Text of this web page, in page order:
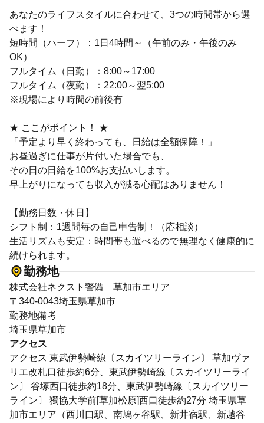
あなたのライフスタイルに合わせて、3つの時間帯から選
べます！
短時間（ハーフ）：1日4時間～（午前のみ・午後のみ
OK）
フルタイム（日勤）：8:00～17:00
フルタイム（夜勤）：22:00～翌5:00
※現場により時間の前後有
★ ここがポイント！ ★
「予定より早く終わっても、日給は全額保障！」
お昼過ぎに仕事が片付いた場合でも、
その日の日給を100%お支払いします。
早上がりになっても収入が減る心配はありません！
【勤務日数・休日】
シフト制：1週間毎の自己申告制！（応相談）
生活リズムも安定：時間帯も選べるので無理なく健康的に
続けられます。
勤務地
株式会社ネクスト警備 草加市エリア
〒340-0043埼玉県草加市
勤務地備考
埼玉県草加市
アクセス
アクセス 東武伊勢崎線〔スカイツリーライン〕 草加ヴァ
リエ改札口徒歩約6分、東武伊勢崎線〔スカイツリーライ
ン〕 谷塚西口徒歩約18分、東武伊勢崎線〔スカイツリー
ライン〕 獨協大学前[草加松原]西口徒歩約27分 埼玉県草
加市エリア（西川口駅、南鳩ヶ谷駅、新井宿駅、新越谷